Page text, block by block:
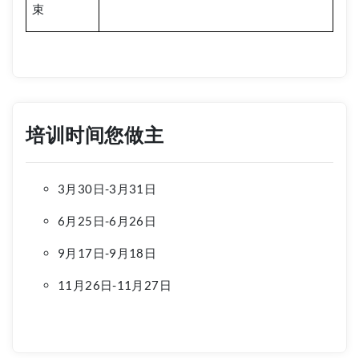
束
培训时间您做主
3月30日-3月31日
6月25日-6月26日
9月17日-9月18日
11月26日-11月27日